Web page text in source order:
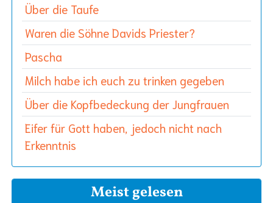
Über die Taufe
Waren die Söhne Davids Priester?
Pascha
Milch habe ich euch zu trinken gegeben
Über die Kopfbedeckung der Jungfrauen
Eifer für Gott haben, jedoch nicht nach
Erkenntnis
Meist gelesen